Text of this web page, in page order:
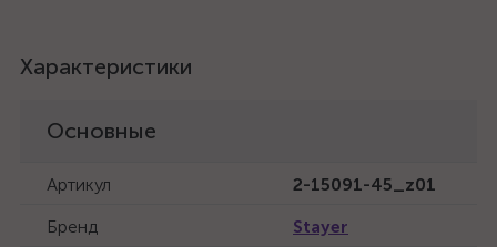
Характеристики
Основные
Артикул
2-15091-45_z01
Бренд
Stayer